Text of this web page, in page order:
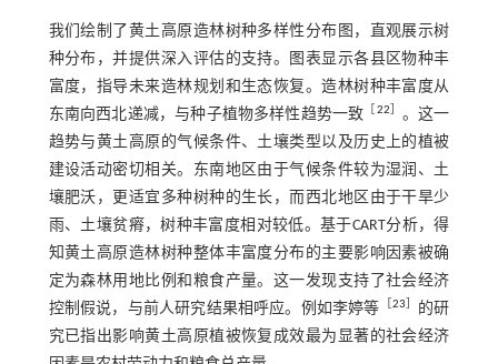
我们绘制了黄土高原造林树种多样性分布图，直观展示树
种分布，并提供深入评估的支持。图表显示各县区物种丰
富度，指导未来造林规划和生态恢复。造林树种丰富度从
东南向西北递减，与种子植物多样性趋势一致
22
。这一
趋势与黄土高原的气候条件、土壤类型以及历史上的植被
建设活动密切相关。东南地区由于气候条件较为湿润、土
壤肥沃，更适宜多种树种的生长，而西北地区由于干旱少
雨、土壤贫瘠，树种丰富度相对较低。基于CART分析，得
知黄土高原造林树种整体丰富度分布的主要影响因素被确
定为森林用地比例和粮食产量。这一发现支持了社会经济
控制假说，与前人研究结果相呼应。例如李婷等
23
的研
究已指出影响黄土高原植被恢复成效最为显著的社会经济